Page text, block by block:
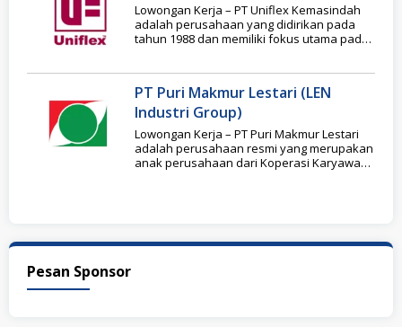
Lowongan Kerja – PT Uniflex Kemasindah
adalah perusahaan yang didirikan pada
tahun 1988 dan memiliki fokus utama pada
PT Puri Makmur Lestari (LEN
Industri Group)
Lowongan Kerja – PT Puri Makmur Lestari
adalah perusahaan resmi yang merupakan
anak perusahaan dari Koperasi Karyawan
Pesan Sponsor